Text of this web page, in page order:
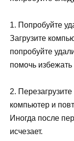
1. Попробуйте
Загрузите
попробуйте
помочь
2.
компьютер и
Иногда после
исчезает.